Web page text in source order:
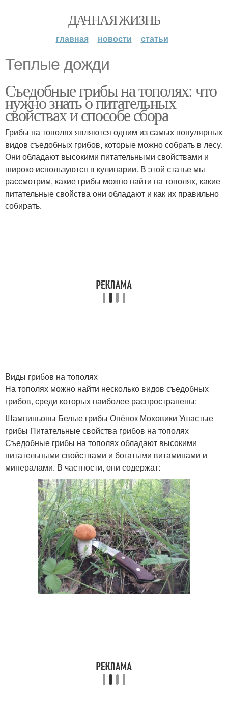
ДАЧНАЯ ЖИЗНЬ
главная новости статьи
Теплые дожди
Съедобные грибы на тополях: что
нужно знать о питательных
свойствах и способе сбора
Грибы на тополях являются одним из самых популярных
видов съедобных грибов, которые можно собрать в лесу.
Они обладают высокими питательными свойствами и
широко используются в кулинарии. В этой статье мы
рассмотрим, какие грибы можно найти на тополях, какие
питательные свойства они обладают и как их правильно
собирать.
Виды грибов на тополях
На тополях можно найти несколько видов съедобных
грибов, среди которых наиболее распространены:
Шампиньоны Белые грибы Опёнок Моховики Ушастые
грибы Питательные свойства грибов на тополях
Съедобные грибы на тополях обладают высокими
питательными свойствами и богатыми витаминами и
минералами. В частности, они содержат: